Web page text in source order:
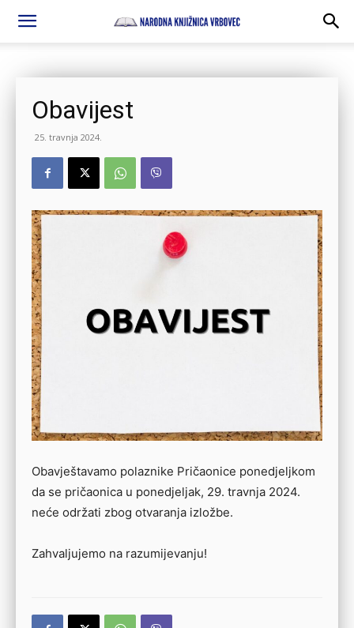
Obavijest
25. travnja 2024.
Obavještavamo polaznike Pričaonice ponedjeljkom
da se pričaonica u ponedjeljak, 29. travnja 2024.
neće održati zbog otvaranja izložbe.
Zahvaljujemo na razumijevanju!